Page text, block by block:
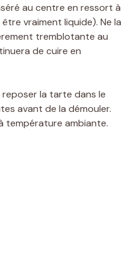
d
e
o
au centre en ressort à
vraiment liquide). Ne la
tremblotante au
de cuire en
reposer la tarte dans le
avant de la démouler.
température ambiante.